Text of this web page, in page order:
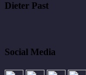
Dieter Past
Social Media